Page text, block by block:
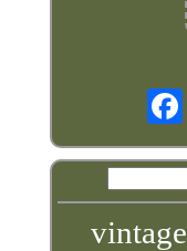
vintage